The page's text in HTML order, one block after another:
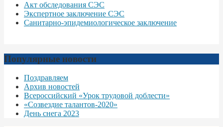
Акт обследования СЭС
Экспертное заключение СЭС
Санитарно-эпидемиологическое заключение
Популярные новости
Поздравляем
Архив новостей
Всероссийский «Урок трудовой доблести»
«Созвездие талантов-2020»
День снега 2023